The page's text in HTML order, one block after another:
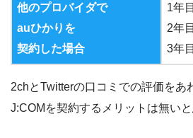
他のプロバイダで
auひかりを
契約した場合
1年
2年
3年
2chとTwitterの口コミでの評価をあ
J:COMを契約するメリットは無いと